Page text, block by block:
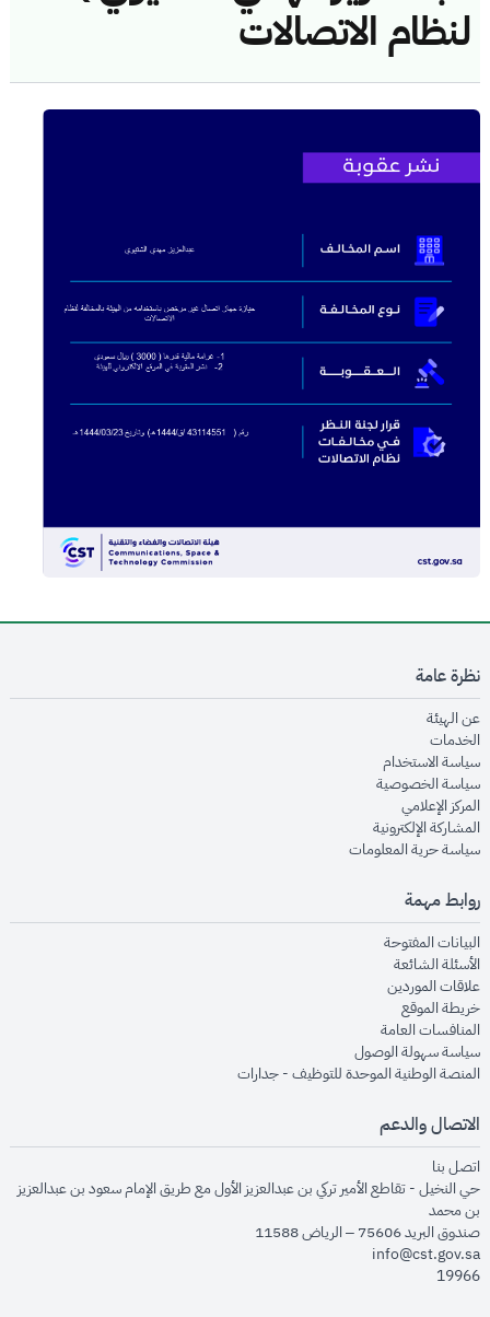
لنظام الاتصالات
نظرة عامة
عن الهيئةopens in new window
الخدماتopens in new window
سياسة الاستخدام
سياسة الخصوصيةopens in new window
المركز الإعلاميopens in new window
المشاركة الإلكترونيةopens in new window
سياسة حرية المعلوماتopens in new window
روابط مهمة
البيانات المفتوحةopens in new window
الأسئلة الشائعةopens in new window
علاقات الموردينopens in new window
خريطة الموقعopens in new window
المنافسات العامةopens in new window
سياسة سهولة الوصولopens in new window
المنصة الوطنية الموحدة للتوظيف - جداراتopens in new window
الاتصال والدعم
اتصل بنا
حي النخيل - تقاطع الأمير تركي بن عبدالعزيز الأول مع طريق الإمام سعود بن عبدالعزيز
بن محمد
صندوق البريد 75606 – الرياض 11588
info@cst.gov.sa
19966